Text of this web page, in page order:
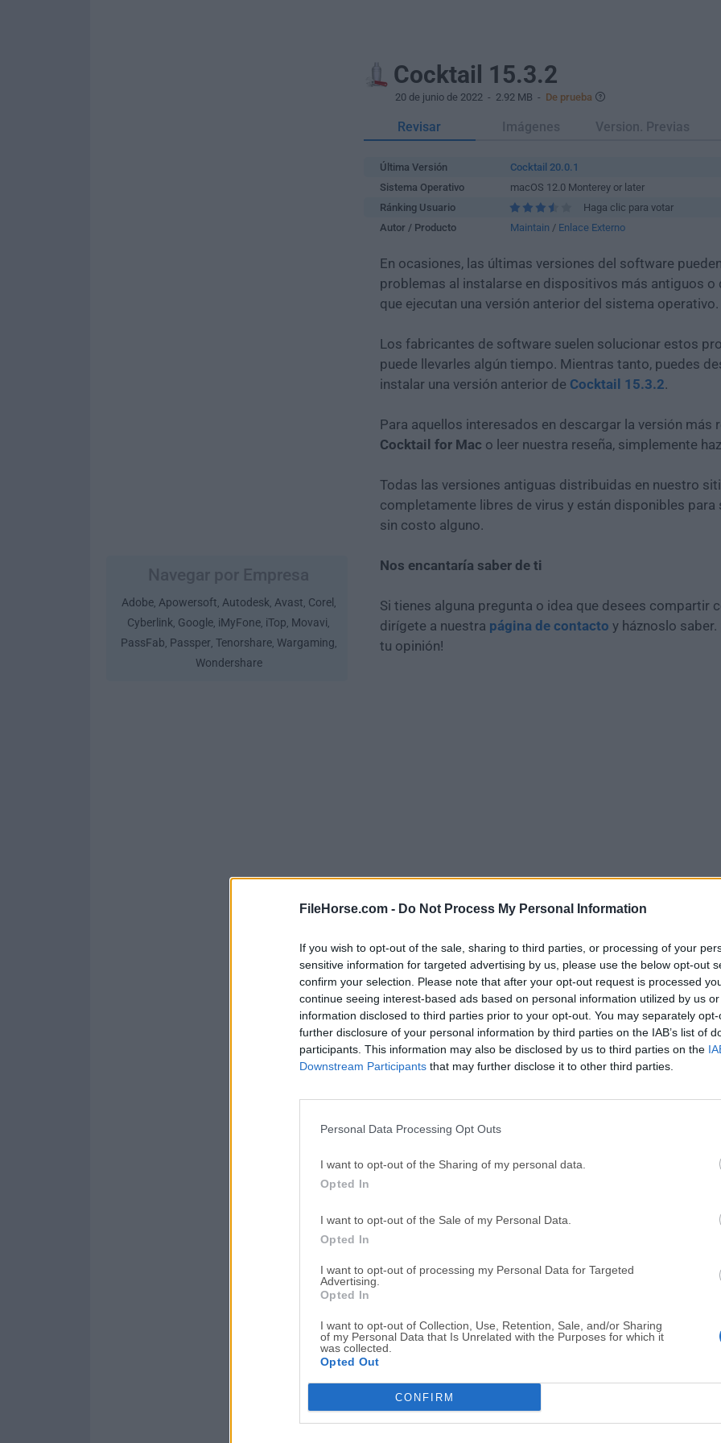
FileHorse.com - Do Not Process My Personal Information
If you wish to opt-out of the sale, sharing to third parties, or processing of your
sensitive information for targeted advertising by us, please use the below opt-out
confirm your selection. Please note that after your opt-out request is processed
continue seeing interest-based ads based on personal information utilized by us
information disclosed to third parties prior to your opt-out. You may separately
further disclosure of your personal information by third parties on the IAB’s list of
participants. This information may also be disclosed by us to third parties on the
Downstream Participants that may further disclose it to other third parties.
Personal Data Processing Opt Outs
I want to opt-out of the Sharing of my personal data.
Opted In
I want to opt-out of the Sale of my Personal Data.
Opted In
I want to opt-out of processing my Personal Data for Targeted
Advertising.
Opted In
I want to opt-out of Collection, Use, Retention, Sale, and/or Sharing
of my Personal Data that Is Unrelated with the Purposes for which it
was collected.
Opted Out
CONFIRM
Adobe, Apowersoft, Autodesk, Avast, Corel ,
Cyberlink, Google, iMyFone, iTop, Movavi,
PassFab, Passper, Tenorshare, Wargaming,
Wondershare
Cocktail 15.3.2
20 de junio de 2022 - 2.92 MB - De prueba
Revisar Imágenes Version. Previas
Última Versión
Cocktail 20.0.1
Sistema Operativo
macOS 12.0 Monterey or later
Ránking Usuario
Haga clic para votar
Autor / Producto
Maintain / Enlace Externo
En ocasiones, las últimas versiones del software
problemas al instalarse en dispositivos más antiguos
que ejecutan una versión anterior del sistema operativo.
Los fabricantes de software suelen solucionar estos
puede llevarles algún tiempo. Mientras tanto, puedes
instalar una versión anterior de Cocktail 15.3.2.
Para aquellos interesados en descargar la versión más
Cocktail for Mac o leer nuestra reseña, simplemente haz
Todas las versiones antiguas distribuidas en nuestro
completamente libres de virus y están disponibles para
sin costo alguno.
Nos encantaría saber de ti
Si tienes alguna pregunta o idea que desees compartir
dirígete a nuestra página de contacto y háznoslo saber.
tu opinión!
Descargar Cocktail 15.3.2
¿Por qué se publica esta aplicación en FileHorse? ( Más
Imágenes
Top Descargas
Opera 134.0 Build 5954.46 Adobe Photoshop CC 2026
OKX - Buy Bitcoin or Ethereum
Adobe Acrobat Pro 2026.001.21771 Cleamio 3.4.0
Malwarebytes 5.25.2 TradingView - Track All